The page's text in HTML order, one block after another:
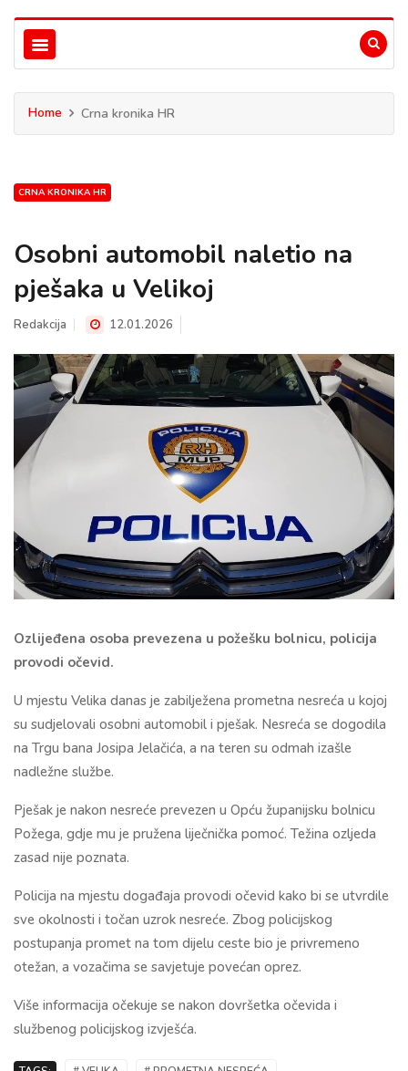
Home Crna kronika HR
CRNA KRONIKA HR
Osobni automobil naletio na
pješaka u Velikoj
Redakcija 12.01.2026
Ozlijeđena osoba prevezena u požešku bolnicu, policija
provodi očevid.
U mjestu Velika danas je zabilježena prometna nesreća u kojoj
su sudjelovali osobni automobil i pješak. Nesreća se dogodila
na Trgu bana Josipa Jelačića, a na teren su odmah izašle
nadležne službe.
Pješak je nakon nesreće prevezen u Opću županijsku bolnicu
Požega, gdje mu je pružena liječnička pomoć. Težina ozljeda
zasad nije poznata.
Policija na mjestu događaja provodi očevid kako bi se utvrdile
sve okolnosti i točan uzrok nesreće. Zbog policijskog
postupanja promet na tom dijelu ceste bio je privremeno
otežan, a vozačima se savjetuje povećan oprez.
Više informacija očekuje se nakon dovršetka očevida i
službenog policijskog izvješća.